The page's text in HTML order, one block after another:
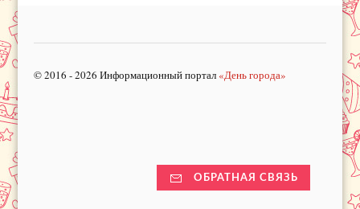
© 2016 - 2026 Информационный портал «День города»
ОБРАТНАЯ СВЯЗЬ